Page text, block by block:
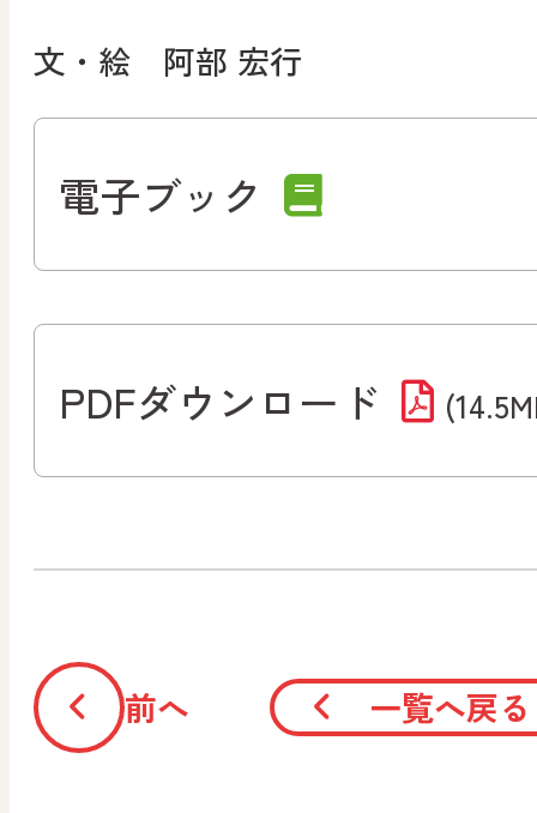
文・絵 阿部 宏行
電子ブック
PDFダウンロード
前へ 一覧へ戻る